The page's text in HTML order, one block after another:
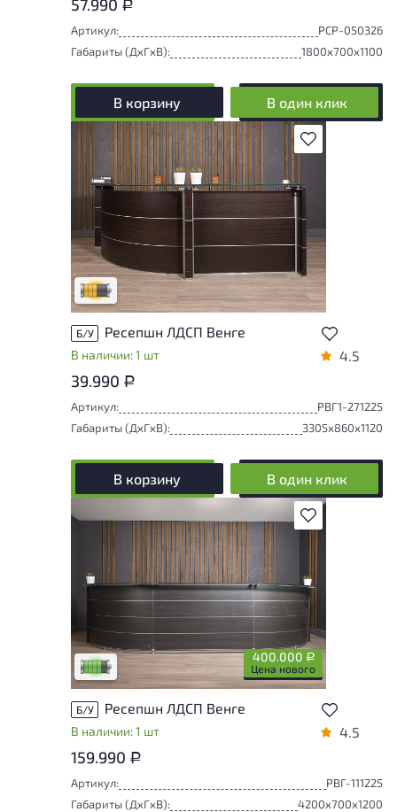
57.990 Р
Артикул:
РСР-050326
Габариты (ДxГxВ):
1800x700x1100
В корзину В один клик
В избранное
Товар может иметь незначительные
повреждения и/или следы эксплуатации,
не влияющие на удобство его
использования
Удовлетворительный износ
Б/У Ресепшн ЛДСП Венге
В наличии: 1 шт 4.5
39.990 Р
Артикул:
РВГ1-271225
Габариты (ДxГxВ):
3305x860x1120
В корзину В один клик
В избранное
400.000 Р
Цена нового
У товара присутствуют незначительные
удобство его использования
Низкая степень износа
Б/У Ресепшн ЛДСП Венге
В наличии: 1 шт 4.5
159.990 Р
Артикул:
РВГ-111225
Габариты (ДxГxВ):
4200x700x1200